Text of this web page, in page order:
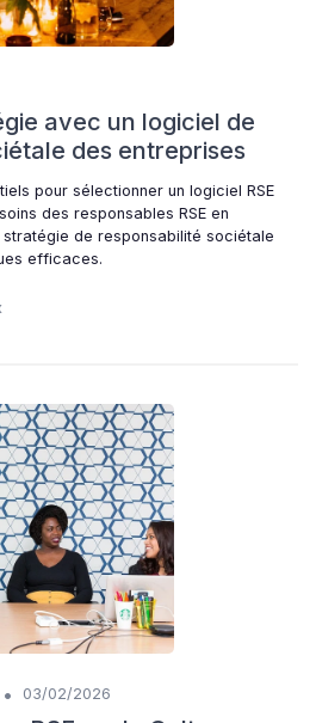
avec un logiciel de
des entreprises
pour sélectionner un logiciel RSE
des responsables RSE en
de responsabilité sociétale
efficaces.
• 03/02/2026